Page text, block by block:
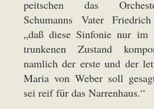
peitschen das
Schumanns Vater
„daß diese Sinfonie nur
trunkenen Zustand
namlich der erste und der
Maria von Weber soll
sei reif für das Narrenhaus.“